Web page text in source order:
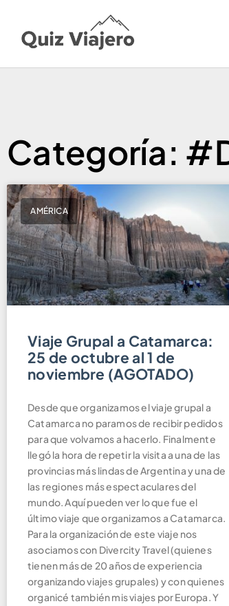
Categoría:
AMÉRICA
Viaje Grupal a Catamarca:
25 de octubre al 1 de
noviembre (AGOTADO)
Desde que organizamos el viaje grupal a
Catamarca no paramos de recibir pedidos
para que volvamos a hacerlo. Finalmente
llegó la hora de repetir la visita a una de las
provincias más lindas de Argentina y una de
las regiones más espectaculares del
mundo. Aquí pueden ver lo que fue el
último viaje que organizamos a Catamarca.
Para la organización de este viaje nos
asociamos con Divercity Travel (quienes
tienen más de 20 años de experiencia
organizando viajes grupales) y con quienes
organicé también mis viajes por Europa. Y